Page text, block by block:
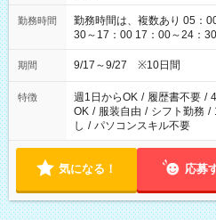
勤務時間
勤務時間は、複数あり 05：
30～17：00 17：00～24：
務もあります。 【休憩】60分+他休憩あり 交替で取得します。
安全面に配慮しこまめな休憩
期間 9/17～9/27 ※10日間
特徴 週1日からOK / 履歴書不要 /
OK / 服装自由 / シフト勤務 /
し / パソコンスキル不要
気になる！ 応募